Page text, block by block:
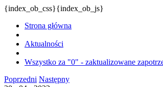
{index_ob_css}{index_ob_js}
Strona główna
Aktualności
Wszystko za "0" - zaktualizowane
Poprzedni Następny